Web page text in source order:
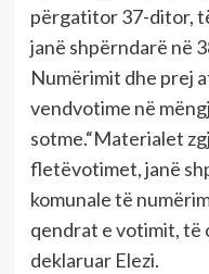
përgatitor 37-ditor,
janë shpërndarë në
Numërimit dhe prej
vendvotime në
sotme.“Materialet
fletëvotimet, janë
komunale të
qendrat e votimit, të
deklaruar Elezi.